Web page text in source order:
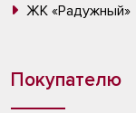
ЖК «Радужный»
Покупателю